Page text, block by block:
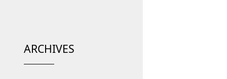
ARCHIVES